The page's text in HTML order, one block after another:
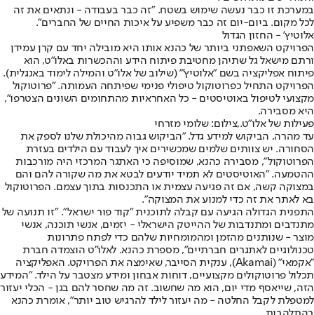
במערכת זו כבר נעשה שימוש בשטח. "זה כבר בעבודה - ונתאים את זה
לכל מקום. ביום-יום זה כבר משפיע על איכות החיים של החברים".
אלוטיץ' - החזון הגדול
הפרויקט השאפתני ביותר של כהנא אותו היא מובילה יחד עם קרן עמידן
ורתם מישאל גל שתיהן מחטיבת פיתוח הידע וההכשרות באלו"ט, הוא
פיתוח אפליקציה בשם "אלוטיץ'" (שילוב של אלו"ט והמילה לימוד באנגלית).
הפרויקט התחיל כפרוטוקול טיפולי פנימי שפיתחה העמותה. "פרוטוקול
מקצועי לטיפול באוטיסטים - כל האחראיות מהתחומים השונים הצטרפו",
היא מסבירה.
פעילות של אלו"ט.,צילום: שלומי מזרחי
עד מהרה, הביקוש למידע גדל. "הביקוש גבוה מהיכולת שלנו לספק את
הסחורה. יש צוותים שלמים שמכשירים איך לעבוד עם הילדים בעזרת
הפרוטוקול", מסבירה כהנא, שמוסיפה כי האתגר המרכזי היה מורכבות
ההטמעה. "האוטיסטים לא תמיד יודעים לבטא את מה שקורה להם והם
במצוקה קשה, אם זה פגיעה עצמית או התכנסות בתוך עצמם. הפרוטוקול
בא לאתר את זה כדי למנוע את המצוקה".
התפנית הגדולה הגיעה עם קבלה לתוכנית "קוד פור ישראל". "זו תנועה של
מתנדבים ומתנדבות של ההייטק הישראלי - יזמים, אנשי תוכנה, אנשי
מוצר - שנותנים מהזמן ומהמומחיות שלהם כדי לפתח פתרונות
טכנולוגיים לאתגרים חברתיים", מספרת כהנא. לאלו"ט הוצמדה חברת
"אקמאי" (Akamai), ענקית הסייבר, שאימצה את הפרויקט. האפליקציה
תכלול פרוטוקולים מקצועיים, דוחות אבחון ומידע מצטבר על הילד. "המידע
הזה, שייאסף מדי יום, הוא מה שחשוב. זה מה שחסר להם בגן - הכלי יעזור
למטפלת לקבל החלטה - מה יעזור לילד להרגיש טוב יותר", אומרת כהנא